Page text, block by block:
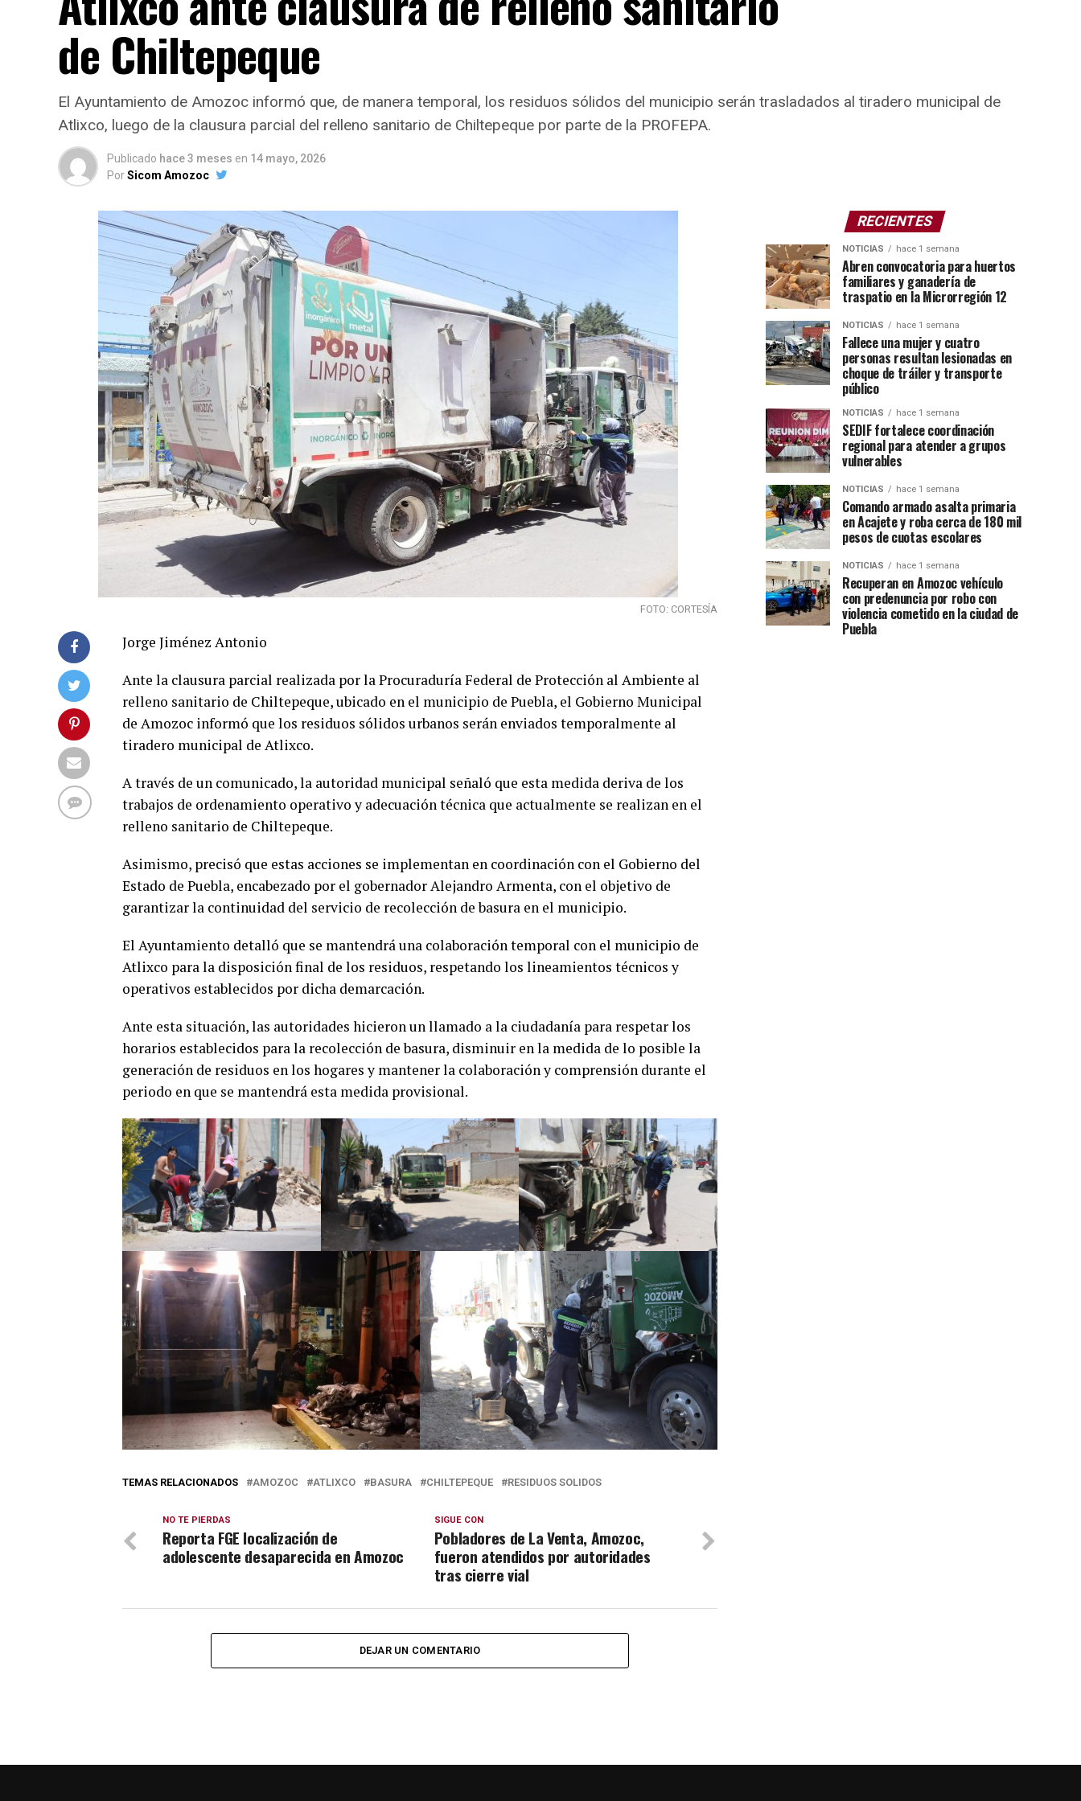
de Chiltepeque
El Ayuntamiento de Amozoc informó que, de manera temporal, los residuos sólidos del municipio serán trasladados al tiradero municipal de
Atlixco, luego de la clausura parcial del relleno sanitario de Chiltepeque por parte de la PROFEPA.
Publicado hace 3 meses en 14 mayo, 2026
PorSicom Amozoc
FOTO: CORTESÍA
Jorge Jiménez Antonio
Ante la clausura parcial realizada por la Procuraduría Federal de Protección al Ambiente al
relleno sanitario de Chiltepeque, ubicado en el municipio de Puebla, el Gobierno Municipal
de Amozoc informó que los residuos sólidos urbanos serán enviados temporalmente al
tiradero municipal de Atlixco.
A través de un comunicado, la autoridad municipal señaló que esta medida deriva de los
trabajos de ordenamiento operativo y adecuación técnica que actualmente se realizan en el
relleno sanitario de Chiltepeque.
Asimismo, precisó que estas acciones se implementan en coordinación con el Gobierno del
Estado de Puebla, encabezado por el gobernador Alejandro Armenta, con el objetivo de
garantizar la continuidad del servicio de recolección de basura en el municipio.
El Ayuntamiento detalló que se mantendrá una colaboración temporal con el municipio de
Atlixco para la disposición final de los residuos, respetando los lineamientos técnicos y
operativos establecidos por dicha demarcación.
Ante esta situación, las autoridades hicieron un llamado a la ciudadanía para respetar los
horarios establecidos para la recolección de basura, disminuir en la medida de lo posible la
generación de residuos en los hogares y mantener la colaboración y comprensión durante el
periodo en que se mantendrá esta medida provisional.
TEMAS RELACIONADOS AMOZOC ATLIXCO BASURA CHILTEPEQUE RESIDUOS SOLIDOS
SIGUE CON
Pobladores de La Venta, Amozoc,
fueron atendidos por autoridades
tras cierre vial
NO TE PIERDAS
Reporta FGE localización de
adolescente desaparecida en Amozoc
DEJAR UN COMENTARIO
RECIENTES
NOTICIAS hace 1 semana
Abren convocatoria para huertos
familiares y ganadería de
traspatio en la Microrregión 12
NOTICIAS hace 1 semana
Fallece una mujer y cuatro
personas resultan lesionadas en
choque de tráiler y transporte
público
NOTICIAS hace 1 semana
SEDIF fortalece coordinación
regional para atender a grupos
vulnerables
NOTICIAS hace 1 semana
Comando armado asalta primaria
en Acajete y roba cerca de 180 mil
pesos de cuotas escolares
NOTICIAS hace 1 semana
Recuperan en Amozoc vehículo
con predenuncia por robo con
violencia cometido en la ciudad de
Puebla